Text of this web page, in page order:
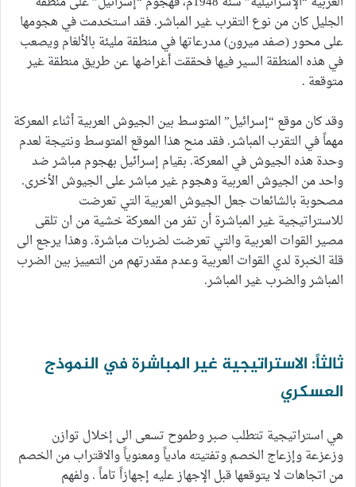
الجليل كان من نوع التقرب غير المباشر. فقد استخدمت في هجومها
على محور (صفد ميرون) مدرعاتها في منطقة مليئة بالألغام ويصعب
في هذه المنطقة السير فيها فحققت أغراضها عن طريق منطقة غير
متوقعة .
وقد كان موقع “إسرائيل” المتوسط بين الجيوش العربية أثناء المعركة
مهماً في التقرب المباشر. فقد منح هذا الموقع المتوسط ونتيجة لعدم
وحدة هذه الجيوش في المعركة. بقيام إسرائيل بهجوم مباشر ضد
واحد من الجيوش العربية وهجوم غير مباشر على الجيوش الأخرى.
مصحوبة بالشائعات جعل الجيوش العربية التي تعرضت
للاستراتيجية غير المباشرة أن تفر من المعركة خشية من ان تلقى
مصير القوات العربية والتي تعرضت لضربات مباشرة. وهذا يرجع الى
قلة الخبرة لدي القوات العربية وعدم مقدرتهم من التمييز بين الضرب
المباشر والضرب غير المباشر.
ثالثاً: الاستراتيجية غير المباشرة في النموذج
العسكري
هي استراتيجية تتطلب صبر وطموح تسعى الى إخلال توازن
وزعزعة وإزعاج الخصم وتفتيته مادياً ومعنوياً والاقتراب من الخصم
من اتجاهات لا يتوقعها قبل الإجهاز عليه إجهازاً تاماً . ولفهم